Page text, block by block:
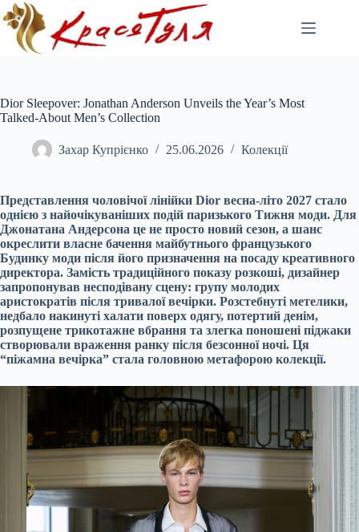
Перейти
до
вмісту
Dior Sleepover: Jonathan Anderson Unveils the Year’s Most
Talked-About Men’s Collection
Захар Купрієнко 25.06.2026 Колекції
Представлення чоловічої лінійки Dior весна-літо 2027 стало
однією з найочікуваніших подій паризького Тижня моди. Для
Джонатана Андерсона це не просто новий сезон, а шанс
окреслити власне бачення майбутнього французького
Будинку моди після його призначення на посаду креативного
директора. Замість традиційного показу розкоші, дизайнер
запропонував несподівану сцену: групу молодих
аристократів після тривалої вечірки. Розстебнуті метелики,
недбало накинуті халати поверх одягу, потертий денім,
розпущене трикотажне вбрання та злегка поношені піджаки
створювали враження ранку після безсонної ночі. Ця
“піжамна вечірка” стала головною метафорою колекції.